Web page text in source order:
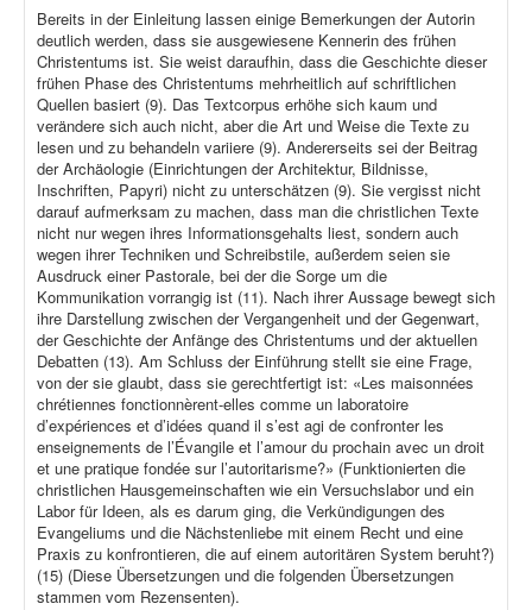
Bereits in der Einleitung lassen einige Bemerkungen der Autorin
deutlich werden, dass sie ausgewiesene Kennerin des frühen
Christentums ist. Sie weist daraufhin, dass die Geschichte dieser
frühen Phase des Christentums mehrheitlich auf schriftlichen
Quellen basiert (9). Das Textcorpus erhöhe sich kaum und
verändere sich auch nicht, aber die Art und Weise die Texte zu
lesen und zu behandeln variiere (9). Andererseits sei der Beitrag
der Archäologie (Einrichtungen der Architektur, Bildnisse,
Inschriften, Papyri) nicht zu unterschätzen (9). Sie vergisst nicht
darauf aufmerksam zu machen, dass man die christlichen Texte
nicht nur wegen ihres Informationsgehalts liest, sondern auch
wegen ihrer Techniken und Schreibstile, außerdem seien sie
Ausdruck einer Pastorale, bei der die Sorge um die
Kommunikation vorrangig ist (11). Nach ihrer Aussage bewegt sich
ihre Darstellung zwischen der Vergangenheit und der Gegenwart,
der Geschichte der Anfänge des Christentums und der aktuellen
Debatten (13). Am Schluss der Einführung stellt sie eine Frage,
von der sie glaubt, dass sie gerechtfertigt ist: «Les maisonnées
chrétiennes fonctionnèrent-elles comme un laboratoire
d’expériences et d’idées quand il s’est agi de confronter les
enseignements de l’Évangile et l’amour du prochain avec un droit
et une pratique fondée sur l’autoritarisme?» (Funktionierten die
christlichen Hausgemeinschaften wie ein Versuchslabor und ein
Labor für Ideen, als es darum ging, die Verkündigungen des
Evangeliums und die Nächstenliebe mit einem Recht und eine
Praxis zu konfrontieren, die auf einem autoritären System beruht?)
(15) (Diese Übersetzungen und die folgenden Übersetzungen
stammen vom Rezensenten).